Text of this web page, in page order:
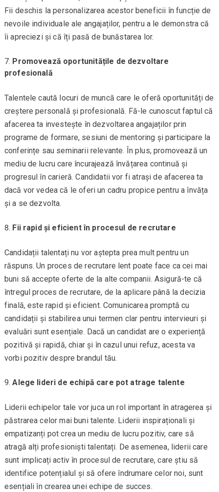
Fii deschis la personalizarea acestor beneficii în funcție de
nevoile individuale ale angajaților, pentru a le demonstra că
îi apreciezi și că îți pasă de bunăstarea lor.
Promovează oportunitățile de dezvoltare
profesională
Talentele caută locuri de muncă care le oferă oportunități de
creștere personală și profesională. Fă-le cunoscut faptul că
afacerea ta investește în dezvoltarea angajaților prin
programe de formare, sesiuni de mentoring și participare la
conferințe sau seminarii relevante. În plus, promovează un
mediu de lucru care încurajează învățarea continuă și
progresul în carieră. Candidatii vor fi atrași de afacerea ta
dacă vor vedea că le oferi un cadru propice pentru a învăța
și a se dezvolta.
Fii rapid și eficient în procesul de recrutare
Candidații talentați nu vor aștepta prea mult pentru un
răspuns. Un proces de recrutare lent poate face ca cei mai
buni să accepte oferte de la alte companii. Asigură-te că
întregul proces de recrutare, de la aplicare până la decizia
finală, este rapid și eficient. Comunicarea promptă cu
candidații și stabilirea unui termen clar pentru intervieuri și
evaluări sunt esențiale. Dacă un candidat are o experiență
pozitivă și rapidă, chiar și în cazul unui refuz, acesta va
vorbi pozitiv despre brandul tău.
Alege lideri de echipă care pot atrage talente
Liderii echipelor tale vor juca un rol important în atragerea și
păstrarea celor mai buni talente. Liderii inspiraționali și
empatizanți pot crea un mediu de lucru pozitiv, care să
atragă alți profesioniști talentați. De asemenea, liderii care
sunt implicați activ în procesul de recrutare, care știu să
identifice potențialul și să ofere îndrumare celor noi, sunt
esențiali în crearea unei echipe de succes.